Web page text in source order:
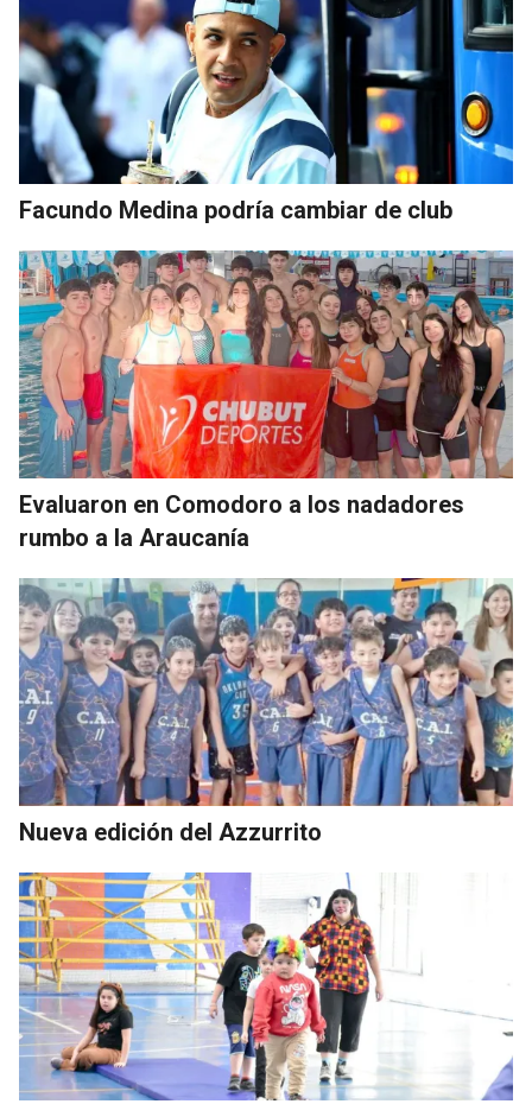
Facundo Medina podría cambiar de club
Evaluaron en Comodoro a los nadadores
rumbo a la Araucanía
Nueva edición del Azzurrito